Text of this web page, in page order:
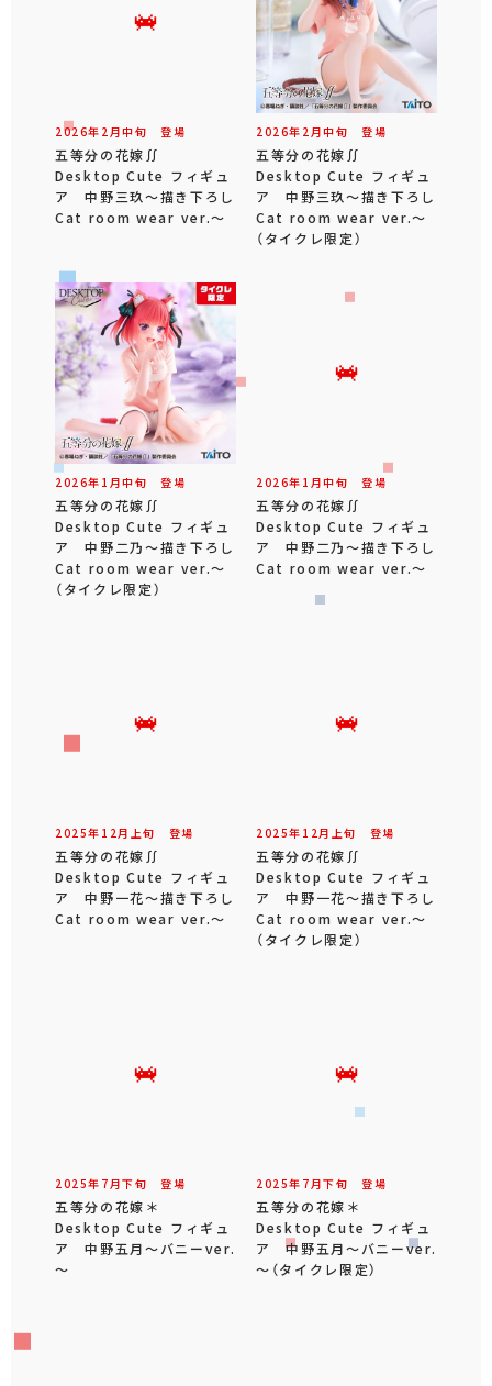
2026年 2 月中旬 登場
五等分の花嫁∬
Desktop Cute フィギュ
ア 中野三玖～描き下ろし
Cat room wear ver.～
2026年 2 月中旬 登場
五等分の花嫁∬
Desktop Cute フィギュ
ア 中野三玖～描き下ろし
Cat room wear ver.～
（タイクレ限定）
2026年 1 月中旬 登場
五等分の花嫁∬
Desktop Cute フィギュ
ア 中野二乃～描き下ろし
Cat room wear ver.～
（タイクレ限定）
2026年 1 月中旬 登場
五等分の花嫁∬
Desktop Cute フィギュ
ア 中野二乃～描き下ろし
Cat room wear ver.～
2025年 12 月 上旬 登場
五等分の花嫁∬
Desktop Cute フィギュ
ア 中野一花～描き下ろし
Cat room wear ver.～
2025年 12 月 上旬 登場
五等分の花嫁∬
Desktop Cute フィギュ
ア 中野一花～描き下ろし
Cat room wear ver.～
（タイクレ限定）
2025年 7 月下旬 登場
五等分の花嫁＊
Desktop Cute フィギュ
ア 中野五月～バニーver.
～
2025年 7 月下旬 登場
五等分の花嫁＊
Desktop Cute フィギュ
ア 中野五月～バニーver.
～（タイクレ限定）